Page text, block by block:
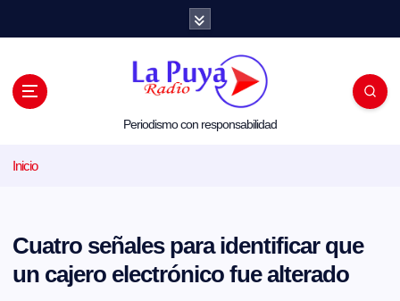
l
Periodismo con responsabilidad
Inicio
Cuatro señales para identificar que
un cajero electrónico fue alterado